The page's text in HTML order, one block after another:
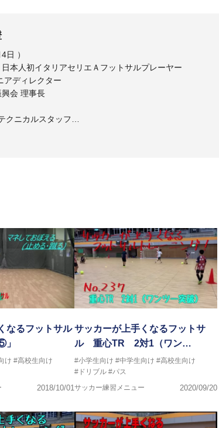
相根 澄（さがね きよし、1973年10月4日 ）
本人初イタリアセリエＡフットサルプレーヤー
アディレクター
会 理事長
クニカルスタッフ
ムＳＤ（総監督）
セリエＡでプレーをするまでになった経験を、より多くの
加させていただきました
なるフットサル
」
け #高校生向け
2018/10/01
サッカーが上手くなるフットサ
ル 重心TR 2対1（ワン…
#小学生向け #中学生向け #高校生向け
#ドリブル #パス
サッカー練習メニュー
2020/09/20